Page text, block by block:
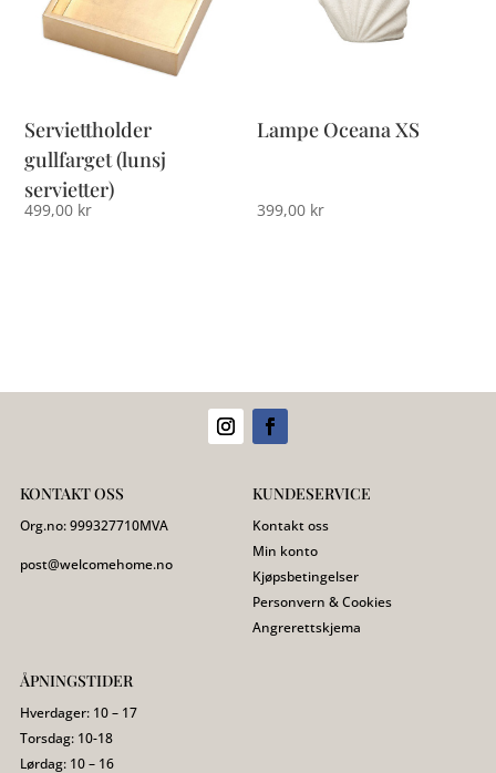
Serviettholder
gullfarget (lunsj
servietter)
499,00 kr
Lampe Oceana XS
399,00 kr
KONTAKT OSS
Org.no:999327710MVA
post@welcomehome.no
KUNDESERVICE
Kontakt oss
Min konto
Kjøpsbetingelser
Personvern & Cookies
Angrerettskjema
ÅPNINGSTIDER
Hverdager: 10 – 17
Torsdag: 10-18
Lørdag: 10 – 16